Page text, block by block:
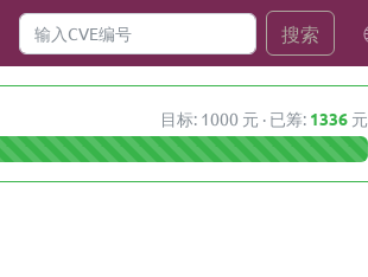
搜索
目标: 1000 元 · 已筹: 1336 元